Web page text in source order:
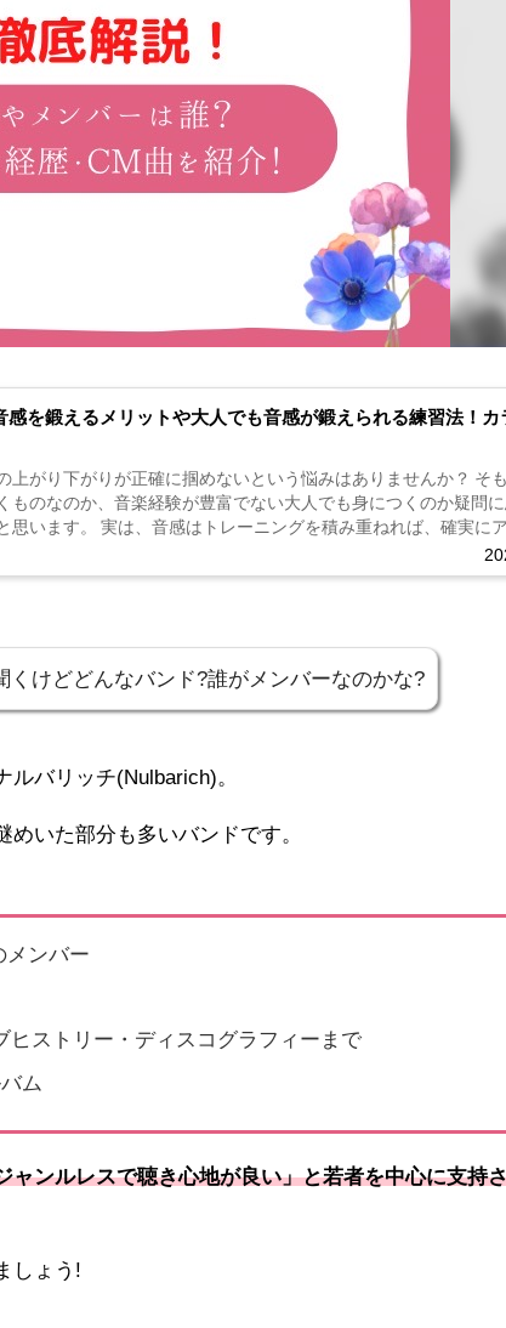
感を鍛えるメリットや大人でも音感が鍛えられる練習法！カ
上がり下がりが正確に掴めないという悩みはありませんか？ そ
ものなのか、音楽経験が豊富でない大人でも身につくのか疑問に
思います。 実は、音感はトレーニングを積み重ねれば、確実にア
くけどどんなバンド?誰がメンバーなのかな?
バリッチ(Nulbarich)。
めいた部分も多いバンドです。
メンバー
ストリー・ディスコグラフィーまで
ム
ャンルレスで聴き心地が良い」と若者を中心に支持
しょう!